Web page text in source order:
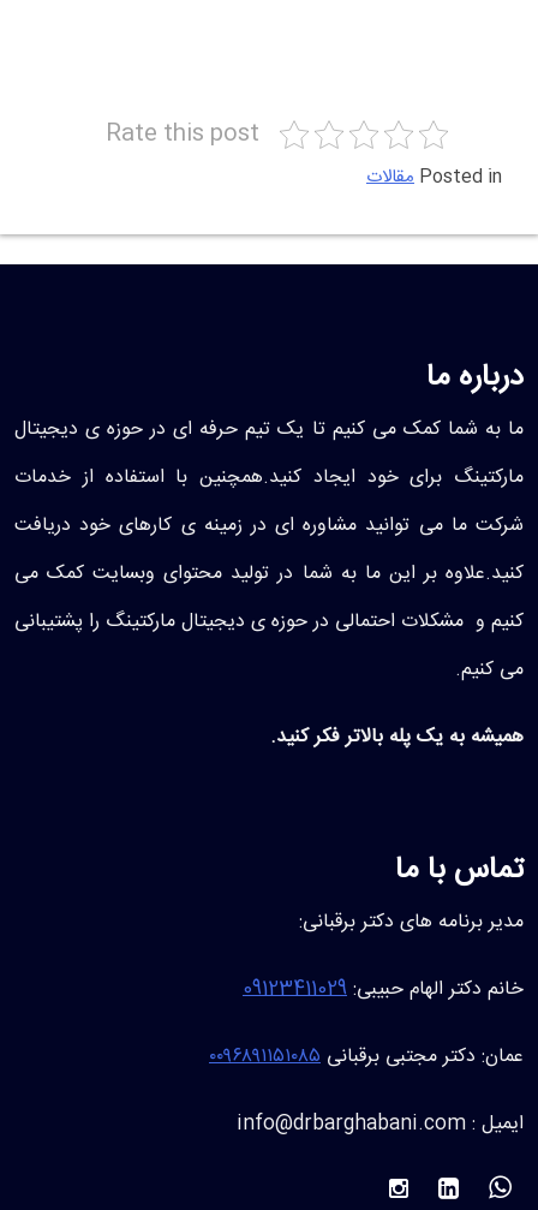
Rate this post
Posted in مقالات
درباره ما
ما به شما کمک می کنیم تا یک تیم حرفه ای در حوزه ی دیجیتال
مارکتینگ برای خود ایجاد کنید.همچنین با استفاده از خدمات
شرکت ما می توانید مشاوره ای در زمینه ی کارهای خود دریافت
کنید.علاوه بر این ما به شما در تولید محتوای وبسایت کمک می
کنیم و مشکلات احتمالی در حوزه ی دیجیتال مارکتینگ را پشتیبانی
می کنیم.
همیشه به یک پله بالاتر فکر کنید.
تماس با ما
مدیر برنامه های دکتر برقبانی:
خانم دکتر الهام حبیبی:09123411029
عمان: دکتر مجتبی برقبانی ۰۰۹۶۸۹۱۱۵۱۰۸۵
ایمیل : info@drbarghabani.com